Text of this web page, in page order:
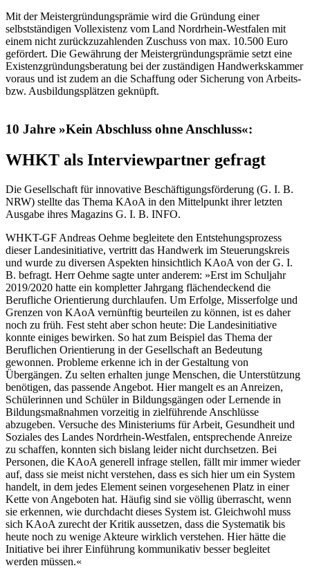
Mit der Meistergründungsprämie wird die Gründung einer
selbstständigen Vollexistenz vom Land Nordrhein-Westfalen mit
einem nicht zurückzuzahlenden Zuschuss von max. 10.500 Euro
gefördert. Die Gewährung der Meistergründungsprämie setzt eine
Existenzgründungsberatung bei der zuständigen Handwerkskammer
voraus und ist zudem an die Schaffung oder Sicherung von Arbeits-
bzw. Ausbildungsplätzen geknüpft.
10 Jahre »Kein Abschluss ohne Anschluss«:
WHKT als Interviewpartner gefragt
Die Gesellschaft für innovative Beschäftigungsförderung (G. I. B.
NRW) stellte das Thema KAoA in den Mittelpunkt ihrer letzten
Ausgabe ihres Magazins G. I. B. INFO.
WHKT-GF Andreas Oehme begleitete den Entstehungsprozess
dieser Landesinitiative, vertritt das Handwerk im Steuerungskreis
und wurde zu diversen Aspekten hinsichtlich KAoA von der G. I.
B. befragt. Herr Oehme sagte unter anderem: »Erst im Schuljahr
2019/2020 hatte ein kompletter Jahrgang flächendeckend die
Berufliche Orientierung durchlaufen. Um Erfolge, Misserfolge und
Grenzen von KAoA vernünftig beurteilen zu können, ist es daher
noch zu früh. Fest steht aber schon heute: Die Landesinitiative
konnte einiges bewirken. So hat zum Beispiel das Thema der
Beruflichen Orientierung in der Gesellschaft an Bedeutung
gewonnen. Probleme erkenne ich in der Gestaltung von
Übergängen. Zu selten erhalten junge Menschen, die Unterstützung
benötigen, das passende Angebot. Hier mangelt es an Anreizen,
Schülerinnen und Schüler in Bildungsgängen oder Lernende in
Bildungsmaßnahmen vorzeitig in zielführende Anschlüsse
abzugeben. Versuche des Ministeriums für Arbeit, Gesundheit und
Soziales des Landes Nordrhein-Westfalen, entsprechende Anreize
zu schaffen, konnten sich bislang leider nicht durchsetzen. Bei
Personen, die KAoA generell infrage stellen, fällt mir immer wieder
auf, dass sie meist nicht verstehen, dass es sich hier um ein System
handelt, in dem jedes Element seinen vorgesehenen Platz in einer
Kette von Angeboten hat. Häufig sind sie völlig überrascht, wenn
sie erkennen, wie durchdacht dieses System ist. Gleichwohl muss
sich KAoA zurecht der Kritik aussetzen, dass die Systematik bis
heute noch zu wenige Akteure wirklich verstehen. Hier hätte die
Initiative bei ihrer Einführung kommunikativ besser begleitet
werden müssen.«